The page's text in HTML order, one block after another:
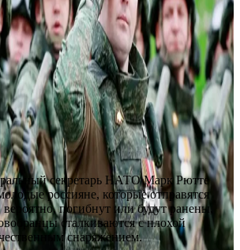
секретарь НАТО Марк Рютте
россияне, которые отправятся
вероятно, погибнут или будут ранены,
сталкиваются с плохой
снаряжением.